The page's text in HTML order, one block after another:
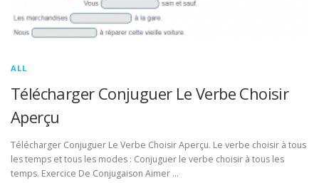
ALL
Télécharger Conjuguer Le Verbe Choisir
Aperçu
Télécharger Conjuguer Le Verbe Choisir Aperçu. Le verbe choisir à tous
les temps et tous les modes : Conjuguer le verbe choisir à tous les
temps. Exercice De Conjugaison Aimer …